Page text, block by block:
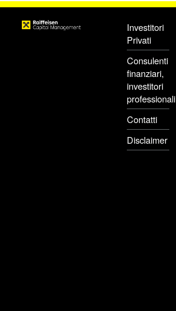
Investitori
Privati
Consulenti
finanziari,
investitori
professionali
Contatti
Disclaimer